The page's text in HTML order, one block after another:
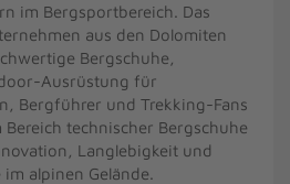
im Bergsportbereich. Das
aus den Dolomiten
Bergschuhe,
Ausrüstung für
Bergführer und Trekking-Fans
technischer Bergschuhe
Langlebigkeit und
alpinen Gelände.